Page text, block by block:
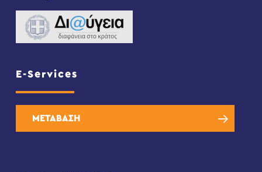
E-Services
ΜΕΤΑΒΑΣΗ